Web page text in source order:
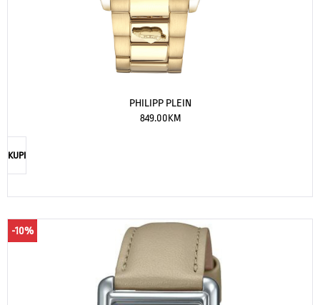
PHILIPP PLEIN
849.00KM
KUPI
-10%